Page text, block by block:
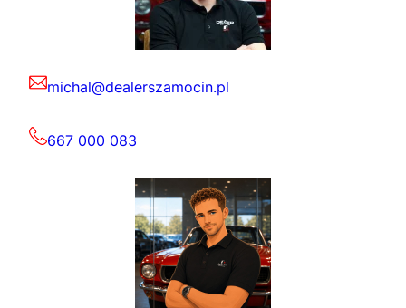
michal@dealerszamocin.pl
667 000 083